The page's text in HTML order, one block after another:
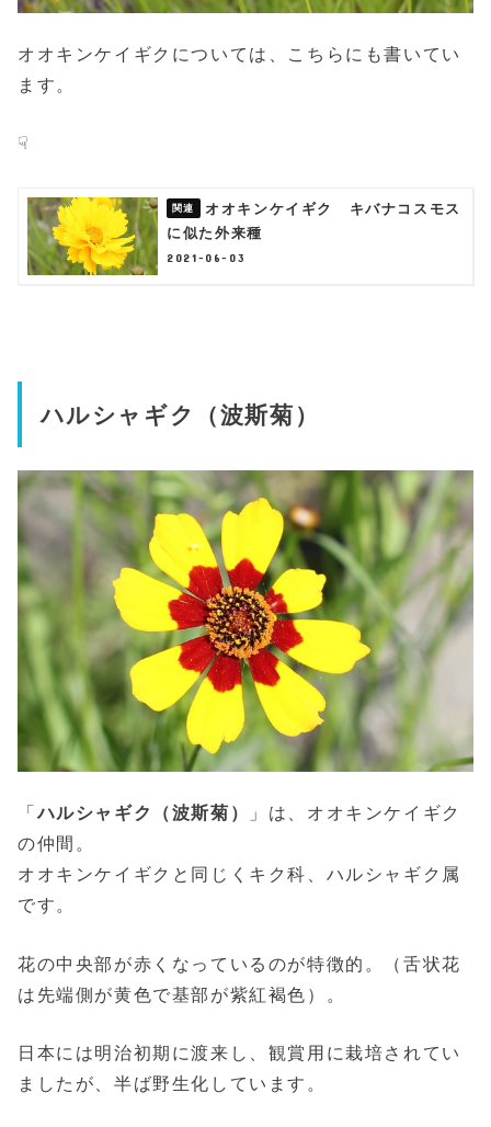
オオキンケイギクについては、こちらにも書いてい
ます。
☟
オオキンケイギク キバナコスモス
に似た外来種
2021-06-03
ハルシャギク（波斯菊）
「ハルシャギク（波斯菊）
」は、オオキンケイギク
の仲間。
オオキンケイギクと同じくキク科、ハルシャギク属
です。
花の中央部が赤くなっているのが特徴的。（舌状花
は先端側が黄色で基部が紫紅褐色）。
日本には明治初期に渡来し、観賞用に栽培されてい
ましたが、半ば野生化しています。